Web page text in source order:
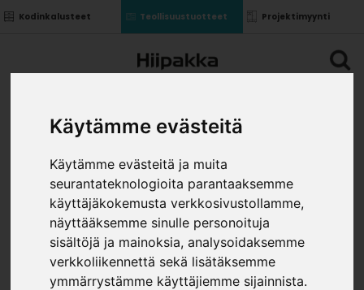
Käytämme evästeitä
Käytämme evästeitä ja muita
seurantateknologioita parantaaksemme
käyttäjäkokemusta verkkosivustollamme,
näyttääksemme sinulle personoituja
sisältöjä ja mainoksia, analysoidaksemme
verkkoliikennettä sekä lisätäksemme
ymmärrystämme käyttäjiemme sijainnista.
Kodinkalusteet Teollisuustuotteet Projektimyynti